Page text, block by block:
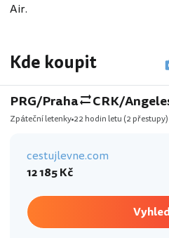
Air.
Kde koupit
PRG/Praha CRK/
Zpáteční letenky 22 hodin letu (2 přestupy)
cestujlevne.com
12 185 Kč